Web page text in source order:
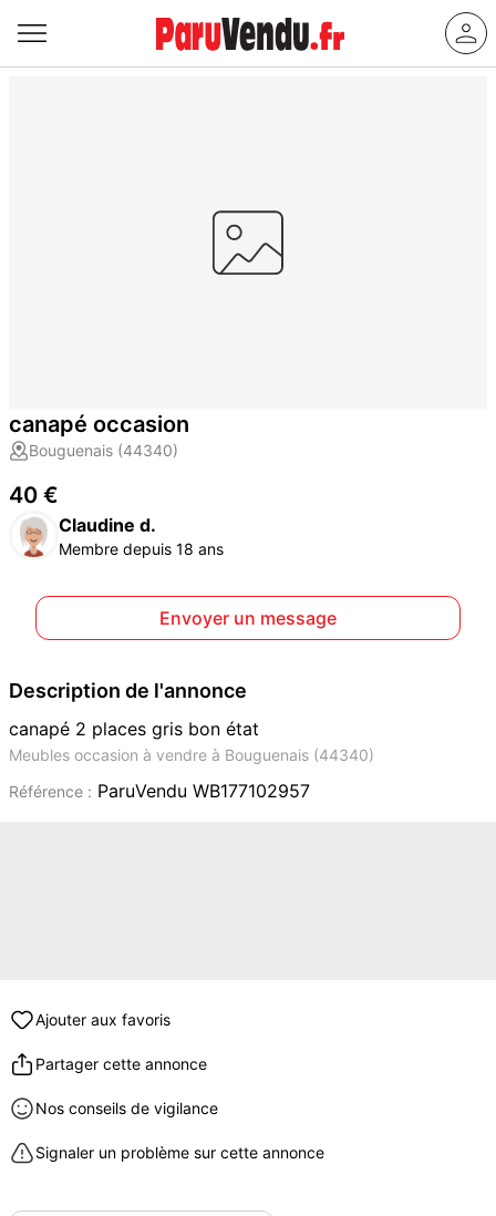
canapé occasion
Bouguenais (44340)
40 €
Claudine d.
Membre depuis 18 ans
Envoyer un message
Description de l'annonce
canapé 2 places gris bon état
Meubles occasion à vendre à Bouguenais (44340)
Référence : ParuVendu WB177102957
Ajouter aux favoris
Partager cette annonce
Nos conseils de vigilance
Signaler un problème sur cette annonce